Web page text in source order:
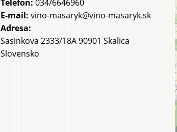
Telefon: 034/6646960
E-mail: vino-masaryk@vino-masaryk.sk
Adresa:
Sasinkova 2333/18A 90901 Skalica
Slovensko